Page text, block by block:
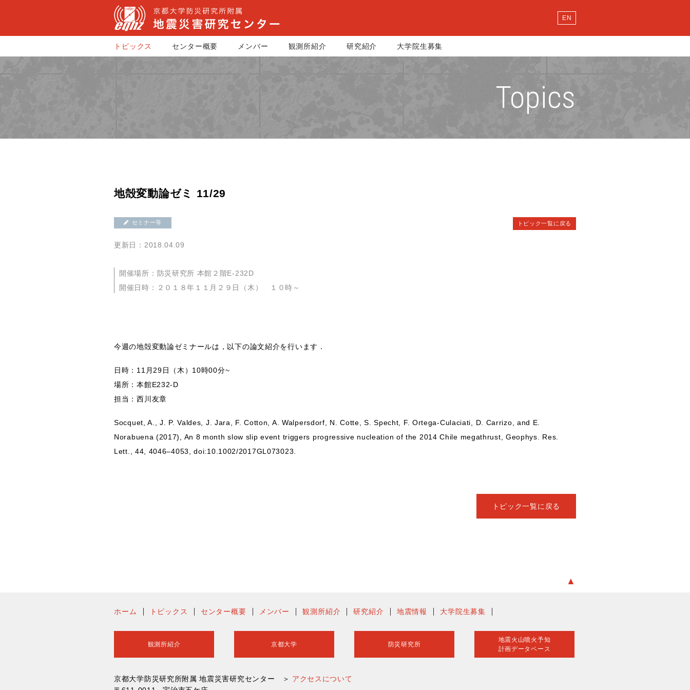
EN
トピックス センター概要 メンバー 観測所紹介 研究紹介 大学院生募集
Topics
地殻変動論ゼミ 11/29
セミナー等
更新日：2018.04.09
開催場所：防災研究所 本館２階E-232D
開催日時：２０１８年１１月２９日（木） １０時～
トピック一覧に戻る
今週の地殻変動論ゼミナールは，以下の論文紹介を行います．
日時：11月29日（木）10時00分~
場所：本館E232-D
担当：西川友章
Socquet, A., J. P. Valdes, J. Jara, F. Cotton, A. Walpersdorf, N. Cotte, S. Specht, F. Ortega-Culaciati, D. Carrizo, and E.
Norabuena (2017), An 8 month slow slip event triggers progressive nucleation of the 2014 Chile megathrust, Geophys. Res.
Lett., 44, 4046–4053, doi:10.1002/2017GL073023.
トピック一覧に戻る
▲
ホーム トピックス センター概要 メンバー 観測所紹介 研究紹介 地震情報 大学院生募集
観測所紹介 京都大学 防災研究所
地震火山噴火予知
計画データベース
京都大学防災研究所附属 地震災害研究センター ＞ アクセスについて